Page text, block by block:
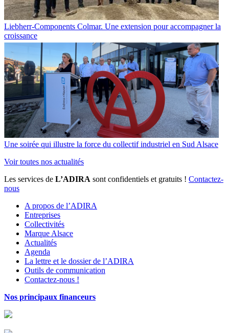
Liebherr-Components Colmar. Une extension pour accompagner la
croissance
Une soirée qui illustre la force du collectif industriel en Sud Alsace
Voir toutes nos actualités
Les services de L’ADIRA sont confidentiels et gratuits ! Contactez-
nous
A propos de l’ADIRA
Entreprises
Collectivités
Marque Alsace
Actualités
Agenda
La lettre et le dossier de l’ADIRA
Outils de communication
Contactez-nous !
Nos principaux financeurs